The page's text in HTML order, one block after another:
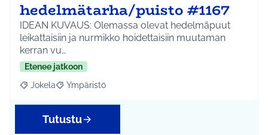
hedelmätarha/puisto #1167
IDEAN KUVAUS: Olemassa olevat hedelmäpuut
leikattaisiin ja nurmikko hoidettaisiin muutaman
kerran vu…
Etenee jatkoon
Rajaa tulokset aihepiirin mukaan: Jokela
Jokela Rajaa tulokset teeman mukaan: Ympäristö
Ympäristö
Tutustu